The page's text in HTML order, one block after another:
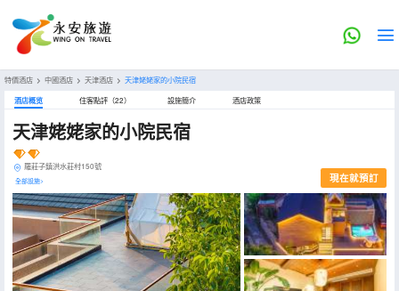
特價酒店 > 中國酒店 > 天津酒店 > 天津姥姥家的小院民宿
酒店概览 住客點評（22） 設施簡介 酒店政策
天津姥姥家的小院民宿
羅莊子鎮洪水莊村150號
全部設施> 現在就預訂